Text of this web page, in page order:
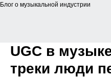
Блог о музыкальной индустрии
UGC в
треки люди